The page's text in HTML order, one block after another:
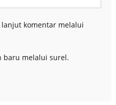
komentar melalui
baru melalui surel.